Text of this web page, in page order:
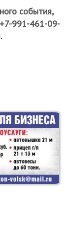
события,
991-461-09-